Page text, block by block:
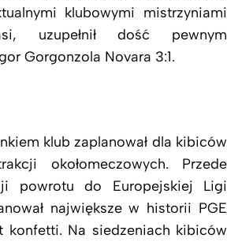
klubowymi mistrzyniami
uzupełnił dość pewnym
Gorgonzola Novara 3:1.
klub zaplanował dla kibiców
okołomeczowych. Przede
powrotu do Europejskiej Ligi
największe w historii PGE
konfetti. Na siedzeniach kibiców